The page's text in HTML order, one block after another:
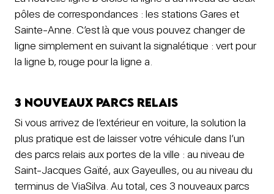
pôles de correspondances : les stations Gares et
Sainte-Anne. C’est là que vous pouvez changer de
ligne simplement en suivant la signalétique : vert pour
la ligne b, rouge pour la ligne a.
3 nouveaux parcs relais
Si vous arrivez de l’extérieur en voiture, la solution la
plus pratique est de laisser votre véhicule dans l’un
des parcs relais aux portes de la ville : au niveau de
Saint-Jacques Gaïté, aux Gayeulles, ou au niveau du
terminus de ViaSilva. Au total, ces 3 nouveaux parcs